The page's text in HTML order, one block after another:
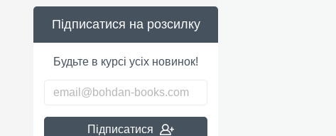
Підписатися на розсилку
Будьте в курсі усіх новинок!
Підписатися